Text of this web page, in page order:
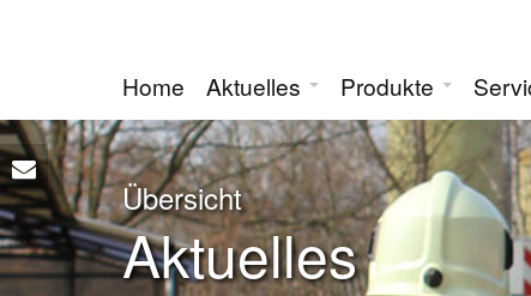
Home Aktuelles Produkte
Übersicht
Aktuelles